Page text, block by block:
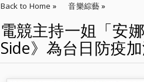
Back to Home » 音樂綜藝 »
電競主持一姐「安娜・李」 新單曲《我
電競主持一姐「安
Side》為台日防疫